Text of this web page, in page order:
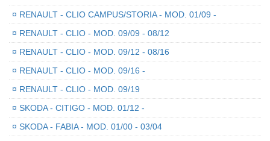
¤ RENAULT - CLIO CAMPUS/STORIA - MOD. 01/09 -
¤ RENAULT - CLIO - MOD. 09/09 - 08/12
¤ RENAULT - CLIO - MOD. 09/12 - 08/16
¤ RENAULT - CLIO - MOD. 09/16 -
¤ RENAULT - CLIO - MOD. 09/19
¤ SKODA - CITIGO - MOD. 01/12 -
¤ SKODA - FABIA - MOD. 01/00 - 03/04